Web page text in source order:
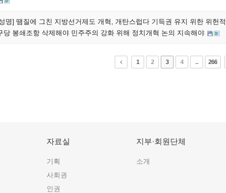
명] 땜질에 그친 지방선거제도 개혁, 개탄스럽다 기득권 유지 위한 위헌
당 봉쇄조항 삭제해야 민주주의 강화 위해 정치개혁 논의 지속해야
1 2 3 4 ... 266
자료실
기획
사회권
인권
지부·회원단체
소개